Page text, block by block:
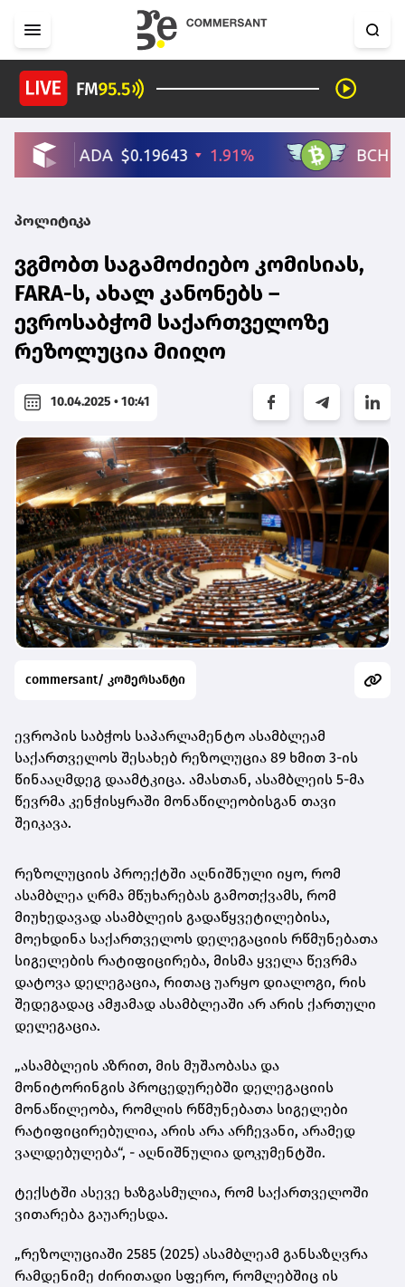
პოლიტიკა
ვგმობთ საგამოძიებო კომისიას,
FARA-ს, ახალ კანონებს –
ევროსაბჭომ საქართველოზე
რეზოლუცია მიიღო
10.04.2025 • 10:41
commersant/ კომერსანტი
ევროპის საბჭოს საპარლამენტო ასამბლეამ
საქართველოს შესახებ რეზოლუცია 89 ხმით 3-ის
წინააღმდეგ დაამტკიცა. ამასთან, ასამბლეის 5-მა
წევრმა კენჭისყრაში მონაწილეობისგან თავი
შეიკავა.
რეზოლუციის პროექტში აღნიშნული იყო, რომ
ასამბლეა ღრმა მწუხარებას გამოთქვამს, რომ
მიუხედავად ასამბლეის გადაწყვეტილებისა,
მოეხდინა საქართველოს დელეგაციის რწმუნებათა
სიგელების რატიფიცირება, მისმა ყველა წევრმა
დატოვა დელეგაცია, რითაც უარყო დიალოგი, რის
შედეგადაც ამჟამად ასამბლეაში არ არის ქართული
დელეგაცია.
„ასამბლეის აზრით, მის მუშაობასა და
მონიტორინგის პროცედურებში დელეგაციის
მონაწილეობა, რომლის რწმუნებათა სიგელები
რატიფიცირებულია, არის არა არჩევანი, არამედ
ვალდებულება“, - აღნიშნულია დოკუმენტში.
ტექსტში ასევე ხაზგასმულია, რომ საქართველოში
ვითარება გაუარესდა.
„რეზოლუციაში 2585 (2025) ასამბლეამ განსაზღვრა
რამდენიმე ძირითადი სფერო, რომლებშიც ის